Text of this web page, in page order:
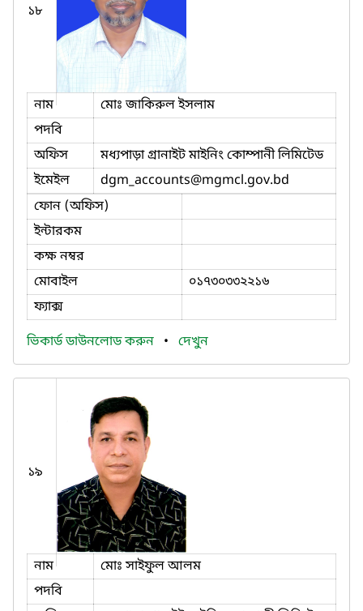
১৮
নাম
মোঃ জাকিরুল ইসলাম
পদবি
অফিস
মধ্যপাড়া গ্রানাইট মাইনিং কোম্পানী লিমিটেড
ইমেইল
dgm_accounts@mgmcl.gov.bd
ফোন (অফিস)
ইন্টারকম
কক্ষ নম্বর
মোবাইল
০১৭৩০৩৩২২১৬
ফ্যাক্স
ভিকার্ড ডাউনলোড করুন • দেখুন
১৯
নাম
মোঃ সাইফুল আলম
পদবি